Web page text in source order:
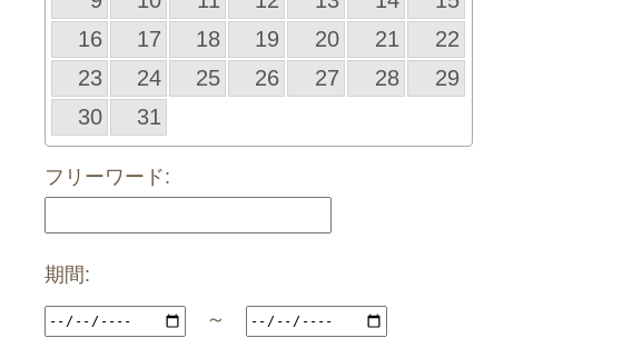
16
17 18 19 20 21
22
23
24 25 26 27 28
29
30
31
フリーワード:
期間:
～